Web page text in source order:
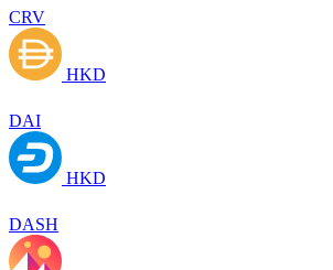
CRV
HKD
DAI
HKD
DASH